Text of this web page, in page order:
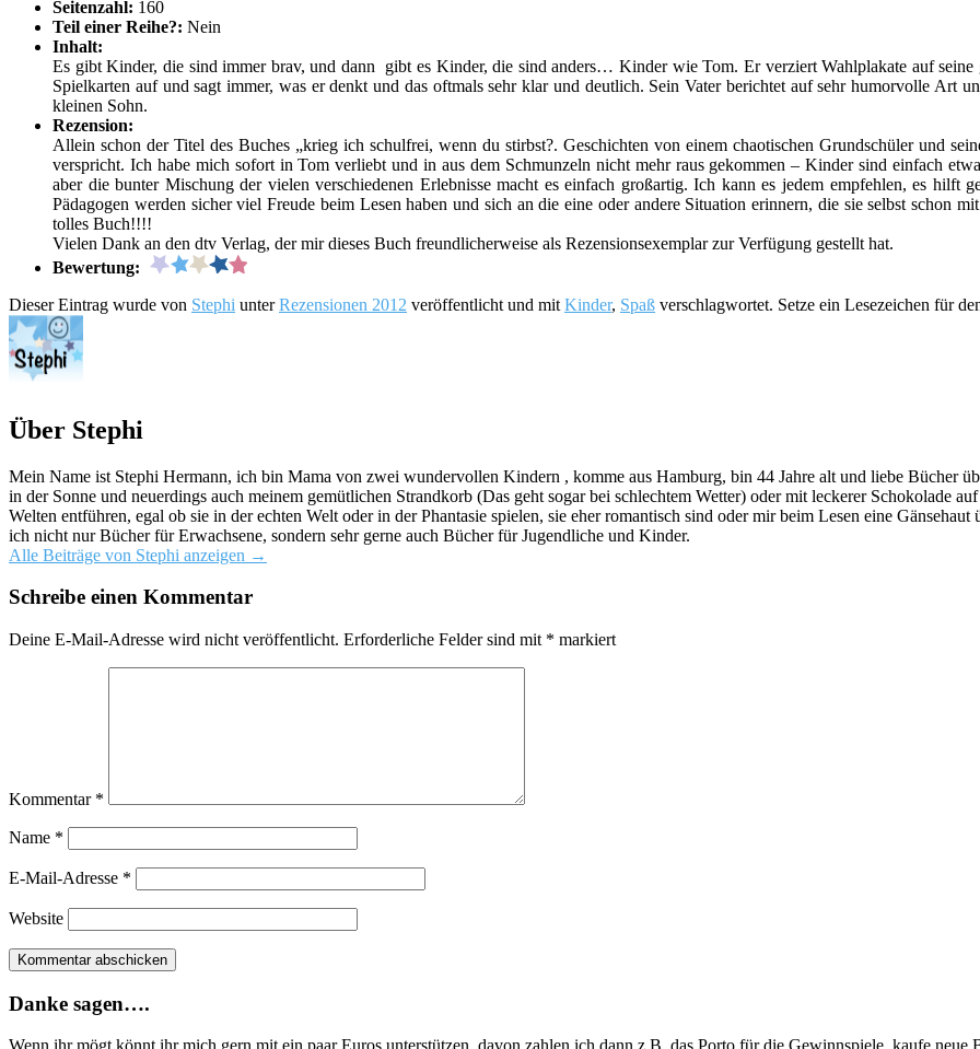
Seitenzahl: 160
Teil einer Reihe?: Nein
Inhalt:
Es gibt Kinder, die sind immer brav, und dann gibt es Kinder, die sind anders… Kinder wie Tom. Er verziert Wahlplakate auf
Spielkarten auf und sagt immer, was er denkt und das oftmals sehr klar und deutlich. Sein Vater berichtet auf sehr humorvolle Art
kleinen Sohn.
Rezension:
Allein schon der Titel des Buches „krieg ich schulfrei, wenn du stirbst?. Geschichten von einem chaotischen Grundschüler und
verspricht. Ich habe mich sofort in Tom verliebt und in aus dem Schmunzeln nicht mehr raus gekommen – Kinder sind einfach
aber die bunter Mischung der vielen verschiedenen Erlebnisse macht es einfach großartig. Ich kann es jedem empfehlen, es hilft
Pädagogen werden sicher viel Freude beim Lesen haben und sich an die eine oder andere Situation erinnern, die sie selbst schon
tolles Buch!!!!
Vielen Dank an den dtv Verlag, der mir dieses Buch freundlicherweise als Rezensionsexemplar zur Verfügung gestellt hat.
Bewertung:
Dieser Eintrag wurde von Stephi unterRezensionen 2012 veröffentlicht und mit Kinder, Spaß verschlagwortet. Setze ein Lesezeichen für
Über Stephi
Mein Name ist Stephi Hermann, ich bin Mama von zwei wundervollen Kindern , komme aus Hamburg, bin 44 Jahre alt und liebe Bücher
in der Sonne und neuerdings auch meinem gemütlichen Strandkorb (Das geht sogar bei schlechtem Wetter) oder mit leckerer Schokolade
Welten entführen, egal ob sie in der echten Welt oder in der Phantasie spielen, sie eher romantisch sind oder mir beim Lesen eine
ich nicht nur Bücher für Erwachsene, sondern sehr gerne auch Bücher für Jugendliche und Kinder.
Alle Beiträge von Stephi anzeigen →
Schreibe einen Kommentar
Deine E-Mail-Adresse wird nicht veröffentlicht. Erforderliche Felder sind mit * markiert
Kommentar *
Name *
E-Mail-Adresse *
Website
Danke sagen….